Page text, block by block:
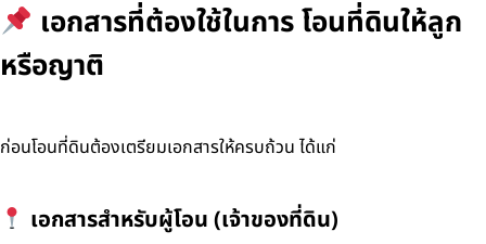
เอกสารที่ต้องใช้ในการ โอนที่ดินให้ลูก
หรือญาติ
ก่อนโอนที่ดินต้องเตรียมเอกสารให้ครบถ้วน ได้แก่
เอกสารสำหรับผู้โอน (เจ้าของที่ดิน)